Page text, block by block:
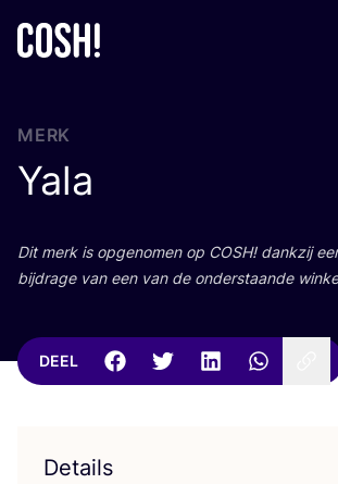
MERK
Yala
Dit merk is opge­no­men op COSH! dank­zij
bij­dra­ge van een van de onder­staan­de
DEEL
Details